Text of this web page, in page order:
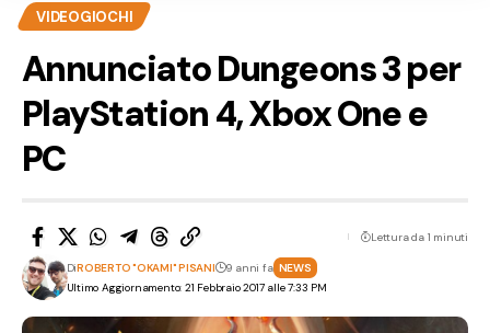
VIDEOGIOCHI
Annunciato Dungeons 3 per
PlayStation 4, Xbox One e
PC
Ultimo Aggiornamento: 21 Febbraio 2017 alle 7:33 PM
DiROBERTO "OKAMI" PISANI 9 anni fa NEWS
Lettura da 1 minuti